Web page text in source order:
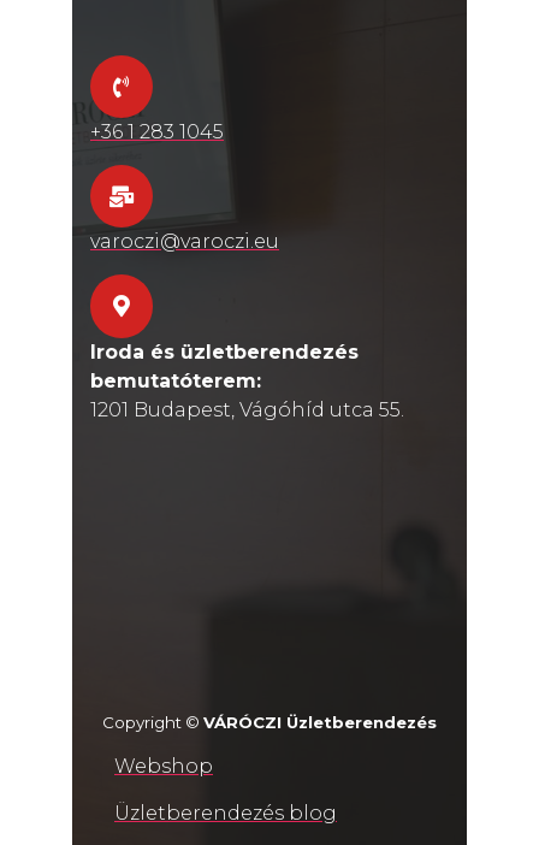
+36 1 283 1045
varoczi@varoczi.eu
Iroda és üzletberendezés
bemutatóterem:
1201 Budapest, Vágóhíd utca 55.
Copyright © VÁRÓCZI Üzletberendezés
Webshop
Üzletberendezés blog